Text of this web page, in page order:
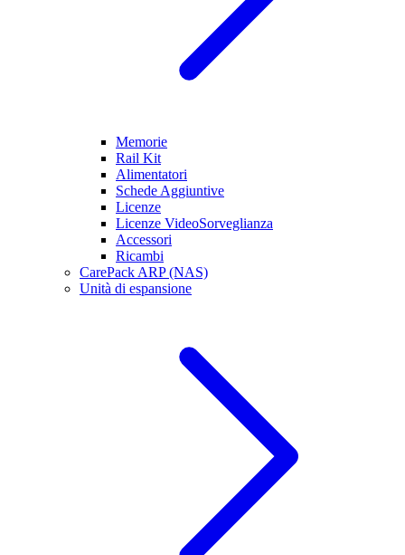
Memorie
Rail Kit
Alimentatori
Schede Aggiuntive
Licenze
Licenze VideoSorveglianza
Accessori
Ricambi
CarePack ARP (NAS)
Unità di espansione